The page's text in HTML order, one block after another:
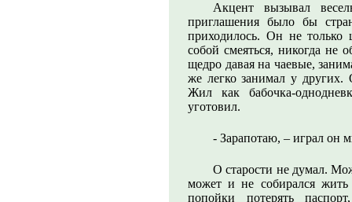
Акцент вызывал
приглашения было бы
приходилось. Он не только
собой смеяться, никогда не
щедро давая на чаевые,
же легко занимал у других.
Жил как бабочка-
уготовил.
- Зарапотаю, – играл он
О старости не думал.
может и не собирался жить
попойки потерять